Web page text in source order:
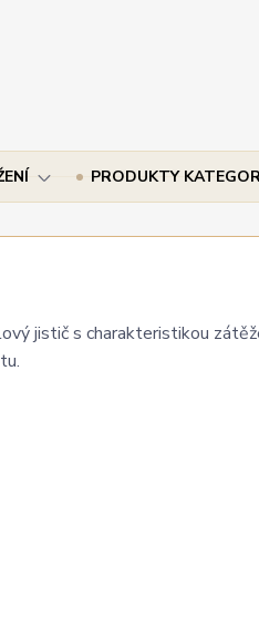
PRODUKTY
jistič s charakteristikou